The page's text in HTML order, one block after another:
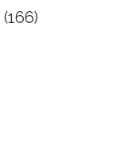
(166)